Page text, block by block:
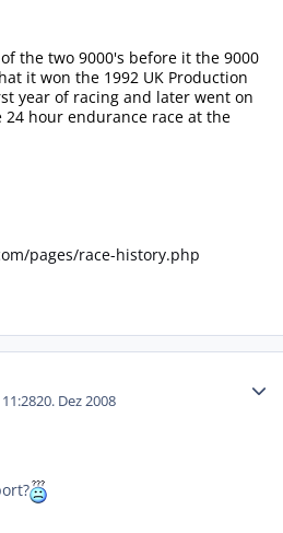
the two 9000's before it the 9000
it won the 1992 UK Production
year of racing and later went on
hour endurance race at the
pages/race-history.php
20. Dez 2008